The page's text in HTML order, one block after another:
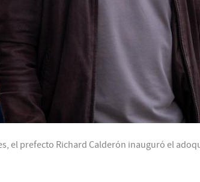
el prefecto Richard Calderón inauguró el